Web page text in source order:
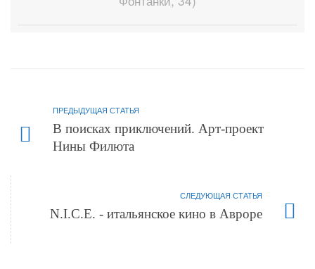
ПРЕДЫДУЩАЯ СТАТЬЯ
В поисках приключений. Арт-проект
Нины Филюта
СЛЕДУЮЩАЯ СТАТЬЯ
N.I.C.E. - итальянское кино в Авроре